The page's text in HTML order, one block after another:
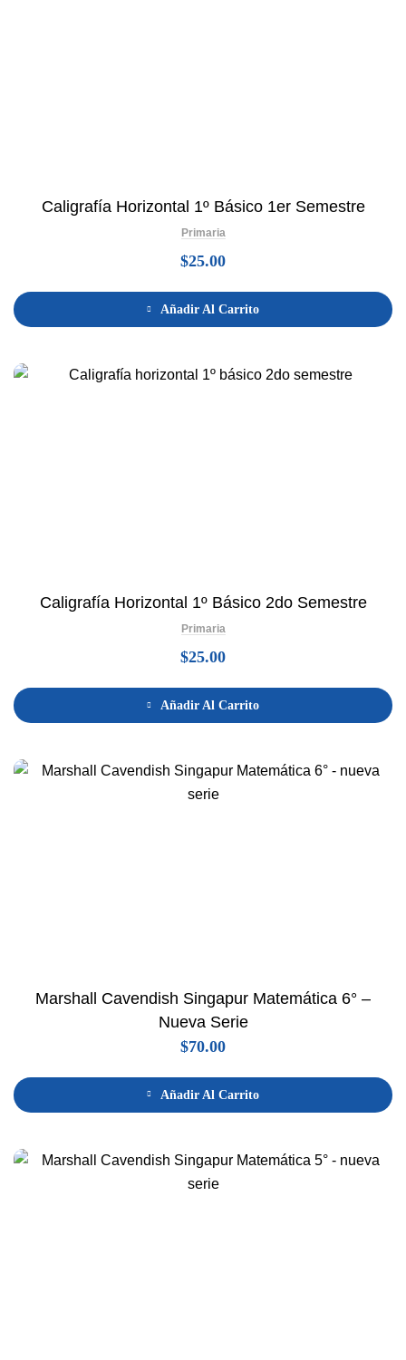
Caligrafía Horizontal 1º Básico 1er Semestre
Primaria
$25.00
Añadir Al Carrito
Caligrafía Horizontal 1º Básico 2do Semestre
Primaria
$25.00
Añadir Al Carrito
Marshall Cavendish Singapur Matemática 6° –
Nueva Serie
$70.00
Añadir Al Carrito